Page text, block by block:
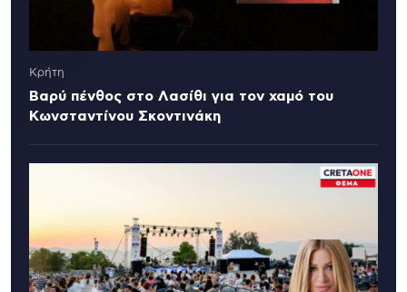
Κρήτη
Βαρύ πένθος στο Λασίθι για τον χαμό του
Κωνσταντίνου Σκοντινάκη